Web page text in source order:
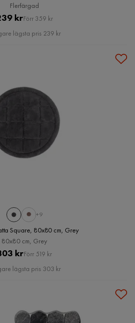
Flerfärgad
Pris
krOriginal
Pris
Förr 359 kr
lägsta pris 239 kr
+9
Square, 80x80 cm, Grey
80x80 cm, Grey
Pris
krOriginal
Pris
Förr 519 kr
lägsta pris 303 kr